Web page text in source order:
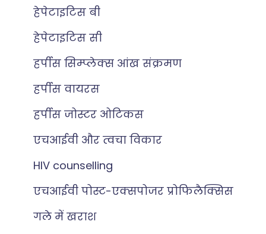
हेपेटाइटिस बी
हेपेटाइटिस सी
हर्पीस सिम्प्लेक्स आंख संक्रमण
हर्पीस वायरस
हर्पीस जोस्टर ओटिकस
एचआईवी और त्वचा विकार
HIV counselling
एचआईवी पोस्ट-एक्सपोजर प्रोफिलैक्सिस
गले में खराश